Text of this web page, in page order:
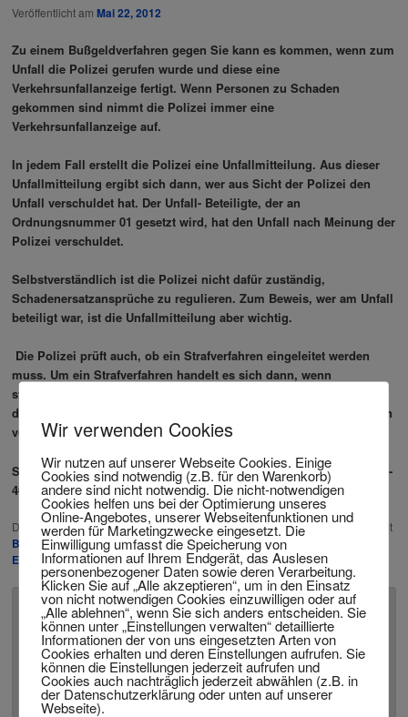
Veröffentlicht amMai 22, 2012
Zu einem Bußgeldverfahren gegen Sie kann es kommen, wenn zum
Unfall die Polizei gerufen wurde und diese eine
Verkehrsunfallanzeige fertigt. Wenn Personen zu Schaden
gekommen sind nimmt die Polizei immer eine
Verkehrsunfallanzeige auf.
In jedem Fall erstellt die Polizei eine Unfallmitteilung. Aus dieser
Unfallmitteilung ergibt sich dann, wer aus Sicht der Polizei den
Unfall verschuldet hat. Der Unfall- Beteiligte, der an
Ordnungsnummer 01 gesetzt wird, hat den Unfall nach Meinung der
Polizei verschuldet.
Selbstverständlich ist die Polizei nicht dafür zuständig,
Schadenersatzansprüche zu regulieren. Zum Beweis, wer am Unfall
beteiligt war, ist die Unfallmitteilung aber wichtig.
Die Polizei prüft auch, ob ein Strafverfahren eingeleitet werden
muss. Um ein Strafverfahren handelt es sich dann, wenn
strafrechtliche Gesetze verletzt sind, zum Beispiel der Tatbestand
der fahrlässigen Körperverletzung oder auch unerlaubtes Entfernen
vom Unfallort.
Sie brauchen Hilfe? Ich bin für Sie da: info@twitting.eu oder 02331-
409319.
Dieser Eintrag wurde veröffentlicht inUncategorizedund verschlagwortet mit
Bußgeldverfahren, Polizei,Unfallvonadmin.Permanenter Link zum
Eintrag.
Schreibe einen Kommentar
Deine E-Mail-Adresse wird nicht veröffentlicht. Erforderliche
Felder sind mit*markiert
Wir verwenden Cookies
Wir nutzen auf unserer Webseite Cookies. Einige
Cookies sind notwendig (z.B. für den Warenkorb)
andere sind nicht notwendig. Die nicht-notwendigen
Cookies helfen uns bei der Optimierung unseres
Online-Angebotes, unserer Webseitenfunktionen und
werden für Marketingzwecke eingesetzt. Die
Einwilligung umfasst die Speicherung von
Informationen auf Ihrem Endgerät, das Auslesen
personenbezogener Daten sowie deren Verarbeitung.
Klicken Sie auf „Alle akzeptieren“, um in den Einsatz
von nicht notwendigen Cookies einzuwilligen oder auf
„Alle ablehnen“, wenn Sie sich anders entscheiden. Sie
können unter „Einstellungen verwalten“ detaillierte
Informationen der von uns eingesetzten Arten von
Cookies erhalten und deren Einstellungen aufrufen. Sie
können die Einstellungen jederzeit aufrufen und
Cookies auch nachträglich jederzeit abwählen (z.B. in
der Datenschutzerklärung oder unten auf unserer
Webseite).